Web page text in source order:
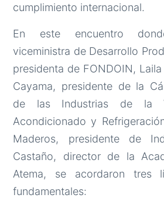
cumplimiento internacional.
En este encuentro
viceministra de Desarrollo
presidenta de FONDOIN,
Cayama, presidente de la
de las Industrias de la
Acondicionado y
Maderos, presidente de
Castaño, director de la
Atema, se acordaron tres
fundamentales: